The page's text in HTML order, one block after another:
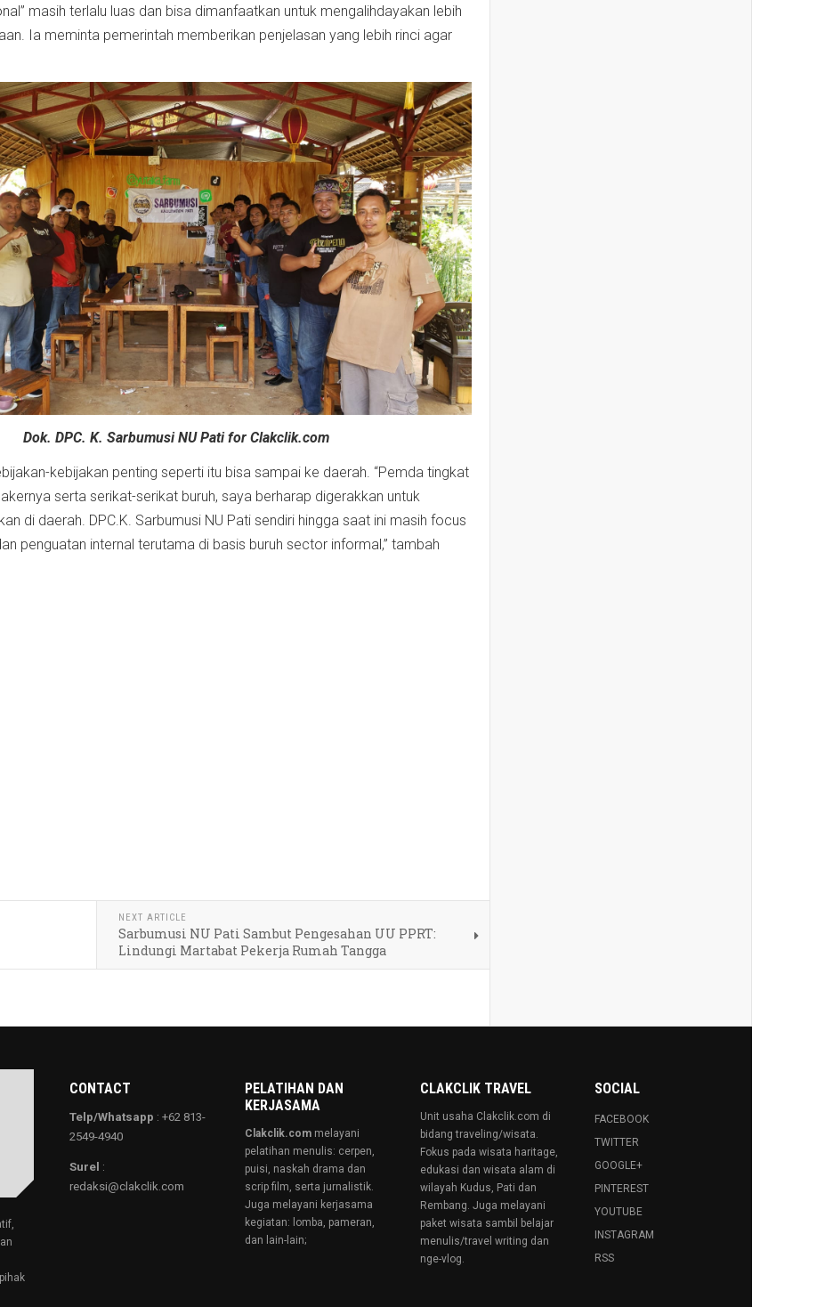
masih terlalu luas dan bisa dimanfaatkan untuk mengalihdayakan lebih
Ia meminta pemerintah memberikan penjelasan yang lebih rinci agar
Dok. DPC. K. Sarbumusi NU Pati for Clakclik.com
kebijakan penting seperti itu bisa sampai ke daerah. “Pemda tingkat
serta serikat-serikat buruh, saya berharap digerakkan untuk
di daerah. DPC.K. Sarbumusi NU Pati sendiri hingga saat ini masih focus
penguatan internal terutama di basis buruh sector informal,” tambah
NEXT ARTICLE
Sarbumusi NU Pati Sambut Pengesahan UU PPRT:
Lindungi Martabat Pekerja Rumah Tangga
CONTACT
Telp/Whatsapp : +62 813-
2549-4940
Surel :
redaksi@clakclik.com
PELATIHAN DAN
KERJASAMA
Clakclik.commelayani
pelatihan menulis: cerpen,
puisi, naskah drama dan
scrip film, serta jurnalistik.
Juga melayani kerjasama
kegiatan: lomba, pameran,
dan lain-lain;
CLAKCLIK TRAVEL
Unit usaha Clakclik.com di
bidang traveling/wisata.
Fokus pada wisata haritage,
edukasi dan wisata alam di
wilayah Kudus, Pati dan
Rembang. Juga melayani
paket wisata sambil belajar
menulis/travel writing dan
nge-vlog.
SOCIAL
FACEBOOK
TWITTER
GOOGLE+
PINTEREST
YOUTUBE
INSTAGRAM
RSS